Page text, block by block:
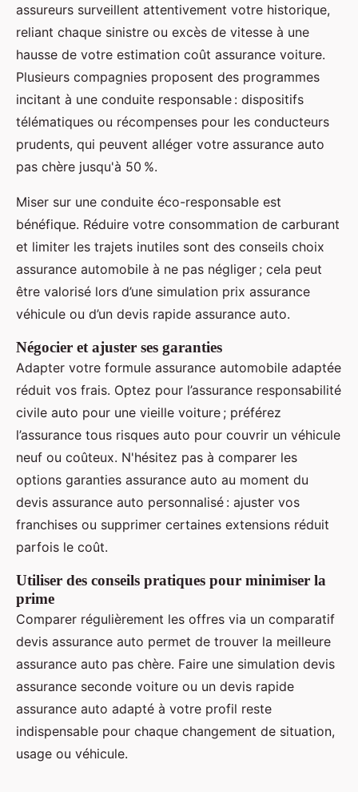
assureurs surveillent attentivement votre historique,
reliant chaque sinistre ou excès de vitesse à une
hausse de votre estimation coût assurance voiture.
Plusieurs compagnies proposent des programmes
incitant à une conduite responsable : dispositifs
télématiques ou récompenses pour les conducteurs
prudents, qui peuvent alléger votre assurance auto
pas chère jusqu'à 50 %.
Miser sur une conduite éco-responsable est
bénéfique. Réduire votre consommation de carburant
et limiter les trajets inutiles sont des conseils choix
assurance automobile à ne pas négliger ; cela peut
être valorisé lors d’une simulation prix assurance
véhicule ou d’un devis rapide assurance auto.
Négocier et ajuster ses garanties
Adapter votre formule assurance automobile adaptée
réduit vos frais. Optez pour l’assurance responsabilité
civile auto pour une vieille voiture ; préférez
l’assurance tous risques auto pour couvrir un véhicule
neuf ou coûteux. N'hésitez pas à comparer les
options garanties assurance auto au moment du
devis assurance auto personnalisé : ajuster vos
franchises ou supprimer certaines extensions réduit
parfois le coût.
Utiliser des conseils pratiques pour minimiser la
prime
Comparer régulièrement les offres via un comparatif
devis assurance auto permet de trouver la meilleure
assurance auto pas chère. Faire une simulation devis
assurance seconde voiture ou un devis rapide
assurance auto adapté à votre profil reste
indispensable pour chaque changement de situation,
usage ou véhicule.